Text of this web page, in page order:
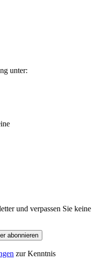
unter:
und verpassen Sie keine
abonnieren
zur Kenntnis